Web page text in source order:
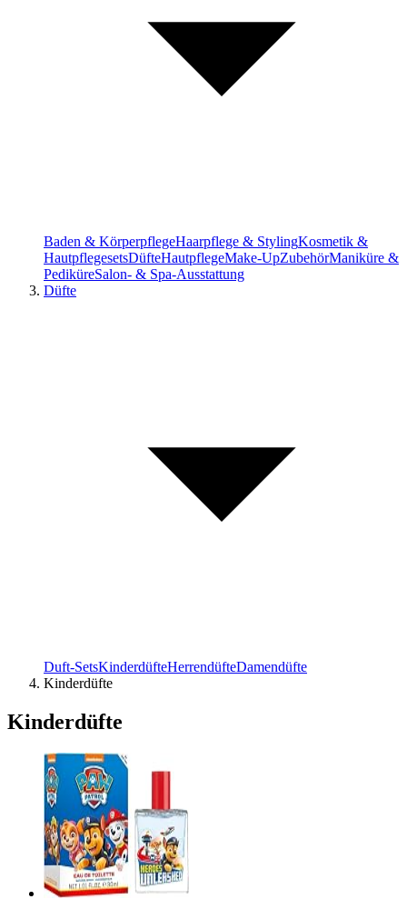
Baden & KörperpflegeHaarpflege & StylingKosmetik &
HautpflegesetsDüfteHautpflegeMake-UpZubehörManiküre &
PediküreSalon- & Spa-Ausstattung
Düfte
Duft-SetsKinderdüfteHerrendüfteDamendüfte
Kinderdüfte
Kinderdüfte